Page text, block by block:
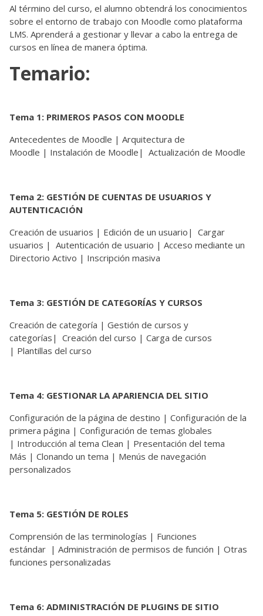
Al término del curso, el alumno obtendrá los conocimientos
sobre el entorno de trabajo con Moodle como plataforma
LMS. Aprenderá a gestionar y llevar a cabo la entrega de
cursos en línea de manera óptima.
Temario:
Tema 1: PRIMEROS PASOS CON MOODLE
Antecedentes de Moodle | Arquitectura de
Moodle | Instalación de Moodle| Actualización de Moodle
Tema 2: GESTIÓN DE CUENTAS DE USUARIOS Y
AUTENTICACIÓN
Creación de usuarios | Edición de un usuario| Cargar
usuarios | Autenticación de usuario | Acceso mediante un
Directorio Activo | Inscripción masiva
Tema 3: GESTIÓN DE CATEGORÍAS Y CURSOS
Creación de categoría | Gestión de cursos y
categorías| Creación del curso | Carga de cursos
| Plantillas del curso
Tema 4: GESTIONAR LA APARIENCIA DEL SITIO
Configuración de la página de destino | Configuración de la
primera página | Configuración de temas globales
| Introducción al tema Clean | Presentación del tema
Más | Clonando un tema | Menús de navegación
personalizados
Tema 5: GESTIÓN DE ROLES
Comprensión de las terminologías | Funciones
estándar | Administración de permisos de función | Otras
funciones personalizadas
Tema 6: ADMINISTRACIÓN DE PLUGINS DE SITIO